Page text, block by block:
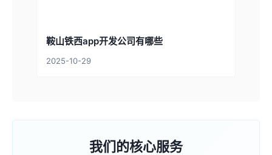
鞍山铁西app开发公司有哪些
2025-10-29
我们的核心服务